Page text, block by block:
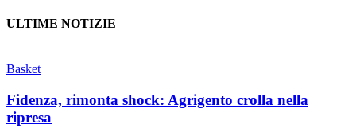
ULTIME NOTIZIE
Basket
Fidenza, rimonta shock: Agrigento crolla nella
ripresa